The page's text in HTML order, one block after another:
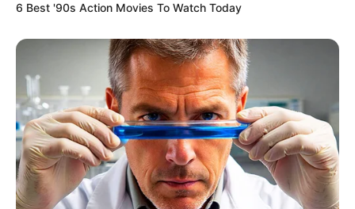
6 Best '90s Action Movies To Watch Today